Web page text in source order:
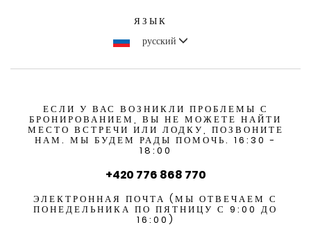
ЯЗЫК
русский
ЕСЛИ У ВАС ВОЗНИКЛИ ПРОБЛЕМЫ С
БРОНИРОВАНИЕМ, ВЫ НЕ МОЖЕТЕ НАЙТИ
МЕСТО ВСТРЕЧИ ИЛИ ЛОДКУ, ПОЗВОНИТЕ
НАМ. МЫ БУДЕМ РАДЫ ПОМОЧЬ. 16:30 -
18:00
+420 776 868 770
ЭЛЕКТРОННАЯ ПОЧТА (МЫ ОТВЕЧАЕМ С
ПОНЕДЕЛЬНИКА ПО ПЯТНИЦУ С 9:00 ДО
16:00)